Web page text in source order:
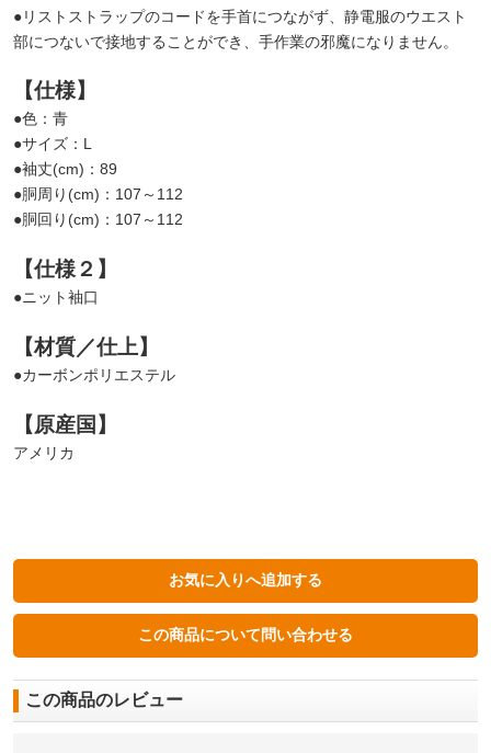
●リストストラップのコードを手首につながず、静電服のウエスト
部につないで接地することができ、手作業の邪魔になりません。
【仕様】
●色：青
●サイズ：L
●袖丈(cm)：89
●胴周り(cm)：107～112
●胴回り(cm)：107～112
【仕様２】
●ニット袖口
【材質／仕上】
●カーボンポリエステル
【原産国】
アメリカ
この商品のレビュー